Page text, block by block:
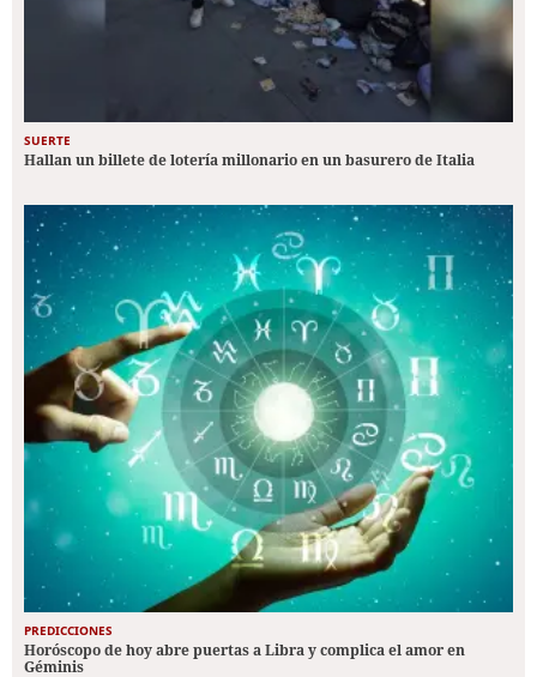
SUERTE
Hallan un billete de lotería millonario en un basurero de Italia
PREDICCIONES
Horóscopo de hoy abre puertas a Libra y complica el amor en
Géminis